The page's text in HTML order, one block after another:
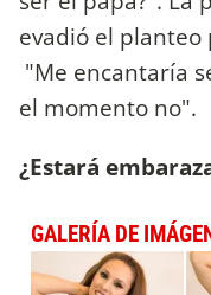
evadió el
"Me encantaría
el momento no".
¿Estará
GALERÍA DE